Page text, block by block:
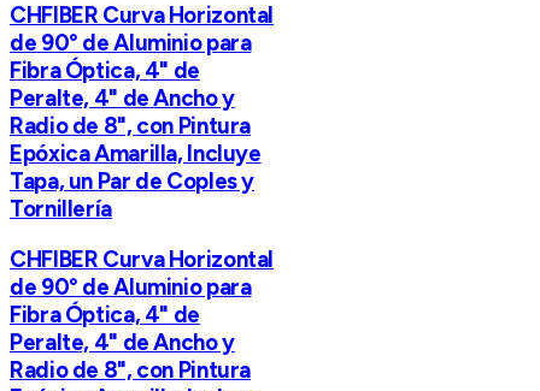
CHFIBER Curva Horizontal
de 90° de Aluminio para
Fibra Óptica, 4" de
Peralte, 4" de Ancho y
Radio de 8", con Pintura
Epóxica Amarilla, Incluye
Tapa, un Par de Coples y
Tornillería
CHFIBER Curva Horizontal
de 90° de Aluminio para
Fibra Óptica, 4" de
Peralte, 4" de Ancho y
Radio de 8", con Pintura